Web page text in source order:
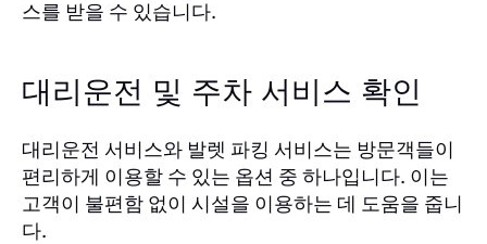
스를 받을 수 있습니다.
대리운전 및 주차 서비스 확인
대리운전 서비스와 발렛 파킹 서비스는 방문객들이
편리하게 이용할 수 있는 옵션 중 하나입니다. 이는
고객이 불편함 없이 시설을 이용하는 데 도움을 줍니
다.